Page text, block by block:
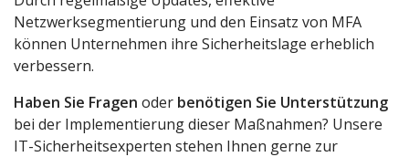
Netzwerksegmentierung und den Einsatz von MFA
können Unternehmen ihre Sicherheitslage erheblich
verbessern.
Haben Sie Fragen oder benötigen Sie Unterstützung
bei der Implementierung dieser Maßnahmen? Unsere
IT-Sicherheitsexperten stehen Ihnen gerne zur